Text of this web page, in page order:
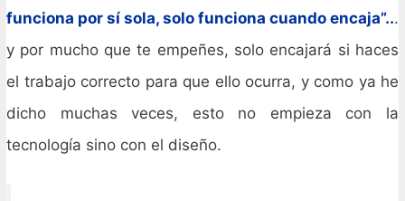
funciona por sí sola, solo funciona cuando encaja”...
y por mucho que te empeñes, solo encajará si haces
el trabajo correcto para que ello ocurra, y como ya he
dicho muchas veces, esto no empieza con la
tecnología sino con el diseño.